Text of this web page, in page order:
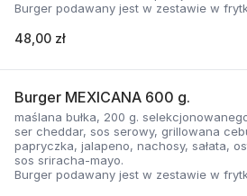
Burger podawany jest w zestawie w
48,00 zł
Burger MEXICANA 600 g.
maślana bułka, 200 g.
ser cheddar, sos serowy, grillowana
papryczka, jalapeno, nachosy, sałata,
sos sriracha-mayo.
Burger podawany jest w zestawie w